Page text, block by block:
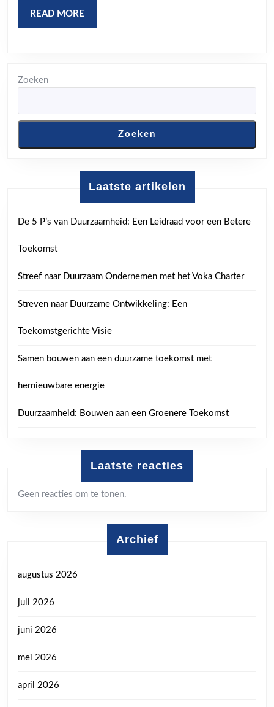
READ MORE
MORE
Zoeken
Zoeken
Laatste artikelen
De 5 P’s van Duurzaamheid: Een Leidraad voor een Betere
Toekomst
Streef naar Duurzaam Ondernemen met het Voka Charter
Streven naar Duurzame Ontwikkeling: Een
Toekomstgerichte Visie
Samen bouwen aan een duurzame toekomst met
hernieuwbare energie
Duurzaamheid: Bouwen aan een Groenere Toekomst
Laatste reacties
Geen reacties om te tonen.
Archief
augustus 2026
juli 2026
juni 2026
mei 2026
april 2026